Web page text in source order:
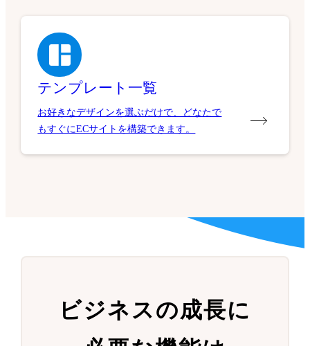
テンプレート一覧
お好きなデザインを選ぶだけで、どなたで
もすぐにECサイトを構築できます。
ビジネスの成長に